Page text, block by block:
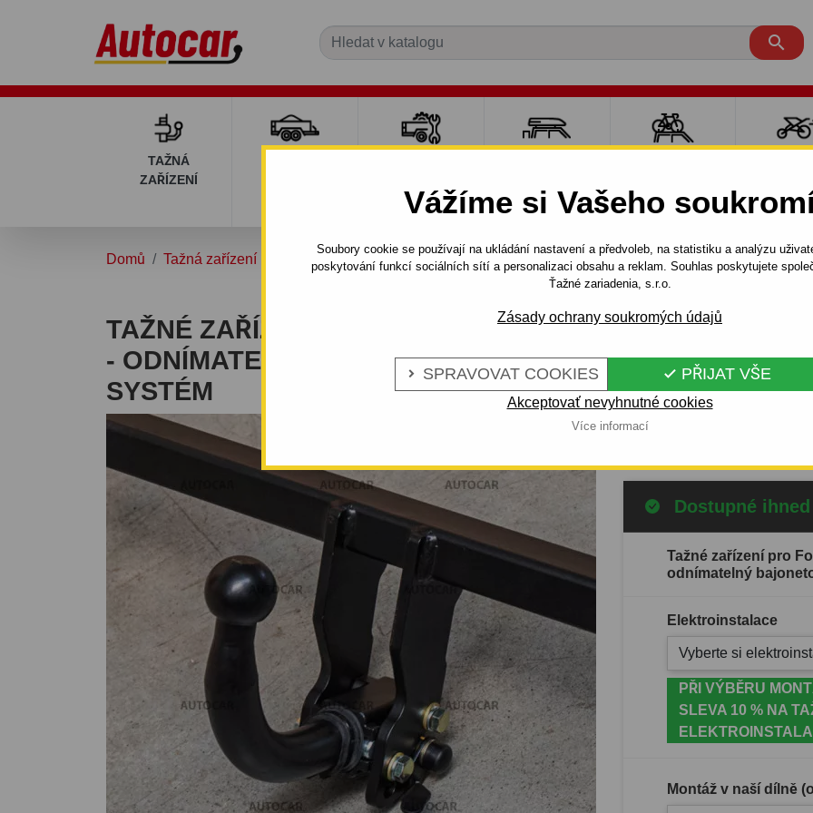
Vážíme si Vašeho
Soubory cookie se používají na ukládání nastavení a předvoleb, na statistiku a analýzu
poskytování funkcí sociálních sítí a personalizaci obsahu a reklam. Souhlas poskytujete
Ťažné zariadenia, s.r.o.
Zásady ochrany soukromých údajů
 SPRAVOVAT COOKIES  PŘIJAT VŠE
Akceptovať nevyhnutné cookies
Více informací

TAŽNÁ
ZAŘÍZENÍ
VOZÍKY
Domů Tažná zařízení MONDEO 4 dv. 2000 - 2007 Tažné zařízení pro Ford MONDEO -
TAŽNÉ ZAŘÍZENÍ PRO FORD MONDEO
- ODNÍMATELNÝ BAJONETOVÝ
SYSTÉM
Kód: C 36 Au
Tažné zařízení s
Ford Mondeo, 4/5 dv. 11.2000
Celý popis produktu
Dostupné ihned
Tažné zařízení pro
odnímatelný
Elektroinstalace
Vyberte si
PŘI VÝBĚRU
SLEVA 10 % NA
Montáž v naší dílně